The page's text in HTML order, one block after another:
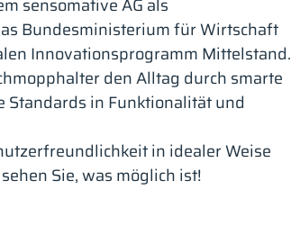
sensomative AG als
Bundesministerium für Wirtschaft
Innovationsprogramm Mittelstand.
den Alltag durch smarte
in Funktionalität und
in idealer Weise
Sie, was möglich ist!